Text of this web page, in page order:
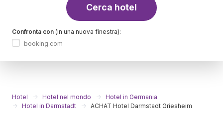
Cerca hotel
Confronta con (in una nuova finestra):
booking.com
Hotel Hotel nel mondo
Hotel in Germania
Hotel in Darmstadt
ACHAT Hotel Darmstadt Griesheim